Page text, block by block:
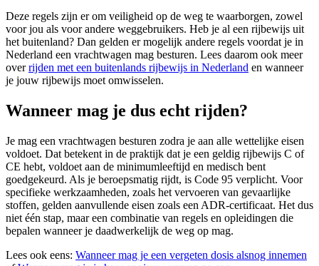
Deze regels zijn er om veiligheid op de weg te waarborgen, zowel
voor jou als voor andere weggebruikers. Heb je al een rijbewijs uit
het buitenland? Dan gelden er mogelijk andere regels voordat je in
Nederland een vrachtwagen mag besturen. Lees daarom ook meer
overrijden met een buitenlands rijbewijs in Nederland en wanneer
je jouw rijbewijs moet omwisselen.
Wanneer mag je dus echt rijden?
Je mag een vrachtwagen besturen zodra je aan alle wettelijke eisen
voldoet. Dat betekent in de praktijk dat je een geldig rijbewijs C of
CE hebt, voldoet aan de minimumleeftijd en medisch bent
goedgekeurd. Als je beroepsmatig rijdt, is Code 95 verplicht. Voor
specifieke werkzaamheden, zoals het vervoeren van gevaarlijke
stoffen, gelden aanvullende eisen zoals een ADR-certificaat. Het dus
niet één stap, maar een combinatie van regels en opleidingen die
bepalen wanneer je daadwerkelijk de weg op mag.
Lees ook eens: Wanneer mag je een vergeten dosis alsnog innemen